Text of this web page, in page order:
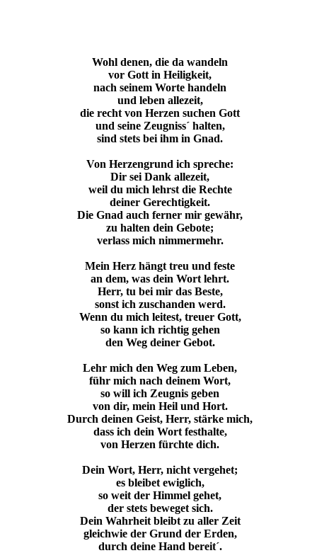
Wohl denen, die da wandeln
vor Gott in Heiligkeit,
nach seinem Worte handeln
und leben allezeit,
die recht von Herzen suchen Gott
und seine Zeugniss´ halten,
sind stets bei ihm in Gnad.
Von Herzengrund ich spreche:
Dir sei Dank allezeit,
weil du mich lehrst die Rechte
deiner Gerechtigkeit.
Die Gnad auch ferner mir gewähr,
zu halten dein Gebote;
verlass mich nimmermehr.
Mein Herz hängt treu und feste
an dem, was dein Wort lehrt.
Herr, tu bei mir das Beste,
sonst ich zuschanden werd.
Wenn du mich leitest, treuer Gott,
so kann ich richtig gehen
den Weg deiner Gebot.
Lehr mich den Weg zum Leben,
führ mich nach deinem Wort,
so will ich Zeugnis geben
von dir, mein Heil und Hort.
Durch deinen Geist, Herr, stärke mich,
dass ich dein Wort festhalte,
von Herzen fürchte dich.
Dein Wort, Herr, nicht vergehet;
es bleibet ewiglich,
so weit der Himmel gehet,
der stets beweget sich.
Dein Wahrheit bleibt zu aller Zeit
gleichwie der Grund der Erden,
durch deine Hand bereit´.